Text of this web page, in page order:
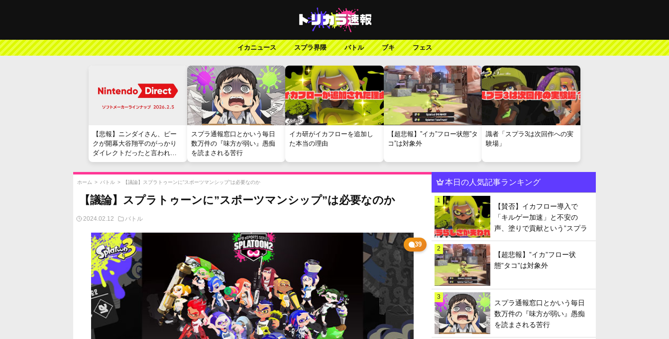
イカニュース スプラ界隈 バトル ブキ フェス
【悲報】ニンダイさん、ピー
クが開幕大谷翔平のがっかり
ダイレクトだったと言われて
しまう
スプラ通報窓口とかいう毎日
数万件の『味方が弱い』愚痴
を読まされる苦行
イカ研がイカフローを追加し
た本当の理由
【超悲報】”イカ”フロー状態”タ
コ”は対象外
識者「スプラ3は次回作への実
験場」
ホーム > バトル > 【議論】スプラトゥーンに”スポーツマンシップ”は必要なのか
【議論】スプラトゥーンに”スポーツマンシップ”は必要なのか
2024.02.12 バトル
39
本日の人気記事ランキング
1
【賛否】イカフロー導入で
「キルゲー加速」と不安の
声、塗りで貢献という”スプラ
らしさ”は失われてしまうのか
2
【超悲報】”イカ”フロー状
態”タコ”は対象外
3
スプラ通報窓口とかいう毎日
数万件の『味方が弱い』愚痴
を読まされる苦行